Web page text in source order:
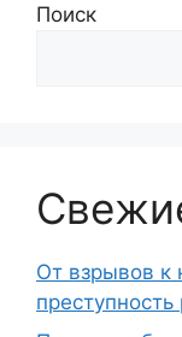
Поиск
От взрывов к